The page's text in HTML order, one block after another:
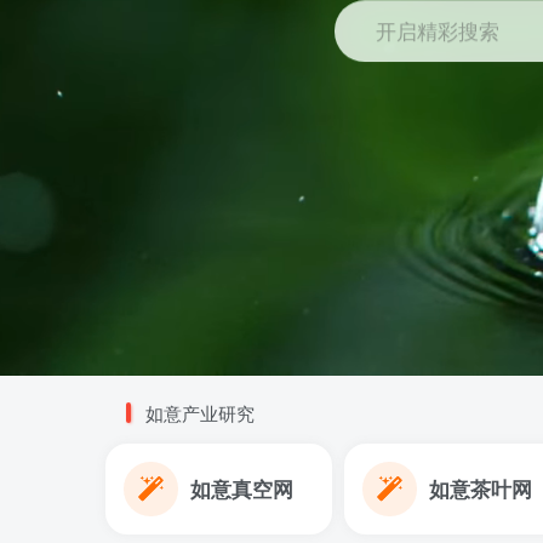
开启精彩搜索
如意产业研究
如意真空网 如意茶叶网